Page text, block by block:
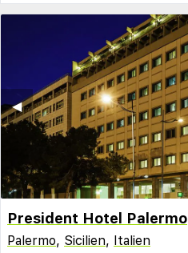
◀︎
President Hotel Palermo
Palermo, Sicilien, Italien